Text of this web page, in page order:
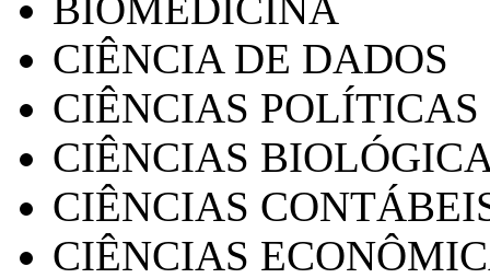
CIÊNCIA DE DADOS
CIÊNCIAS POLÍTICAS
CIÊNCIAS
CIÊNCIAS
CIÊNCIAS